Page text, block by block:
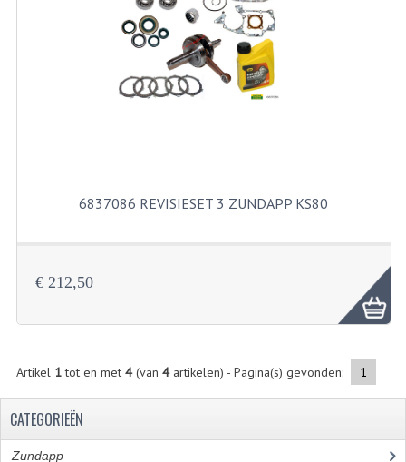
MAGURA BLOKHANDELS
KABELS
SPIEGELS
TELLERS COMPLEET
VERLICHTING EN ELEKTRA
ACCU'S EN CLAXONS
ACHTERLICHTEN
KABELBOMEN
6837086 REVISIESET 3 ZUNDAPP KS80
€ 212,50
Artikel 1tot en met 4(van 4artikelen) - Pagina(s) gevonden: 1
CATEGORIEËN
Zundapp